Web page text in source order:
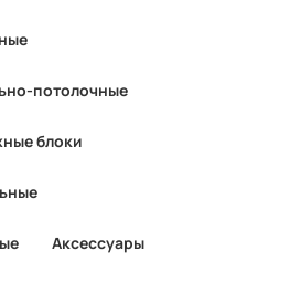
потолочные
блоки
Аксессуары